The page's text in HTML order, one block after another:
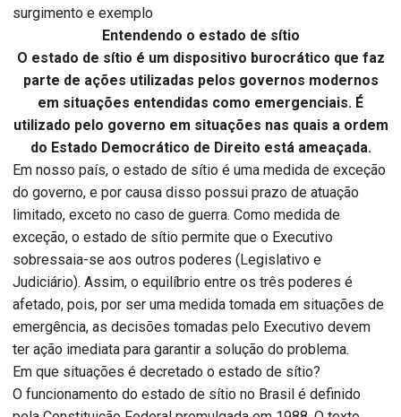
surgimento e exemplo
Entendendo o estado de sítio
O estado de sítio é um dispositivo burocrático que faz
parte de ações utilizadas pelos governos modernos
em situações entendidas como emergenciais. É
utilizado pelo governo em situações nas quais a ordem
do Estado Democrático de Direito está ameaçada.
Em nosso país, o estado de sítio é uma medida de exceção
do governo, e por causa disso possui prazo de atuação
limitado, exceto no caso de guerra. Como medida de
exceção, o estado de sítio permite que o Executivo
sobressaia-se aos outros poderes (Legislativo e
Judiciário). Assim, o equilíbrio entre os três poderes é
afetado, pois, por ser uma medida tomada em situações de
emergência, as decisões tomadas pelo Executivo devem
ter ação imediata para garantir a solução do problema.
Em que situações é decretado o estado de sítio?
O funcionamento do estado de sítio no Brasil é definido